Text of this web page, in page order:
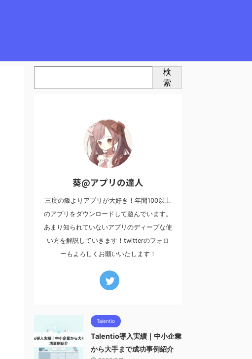
検
索
葵@アプリの達人
三度の飯よりアプリが大好き！年間100以上
のアプリをダウンロードして遊んでいます。
あまり知られていないアプリのディープな使
い方を解説していきます！twitterのフォロ
ーもよろしくお願いいたします！
Talentio
Talentio導入実績｜中小企業
から大手まで成功事例紹介